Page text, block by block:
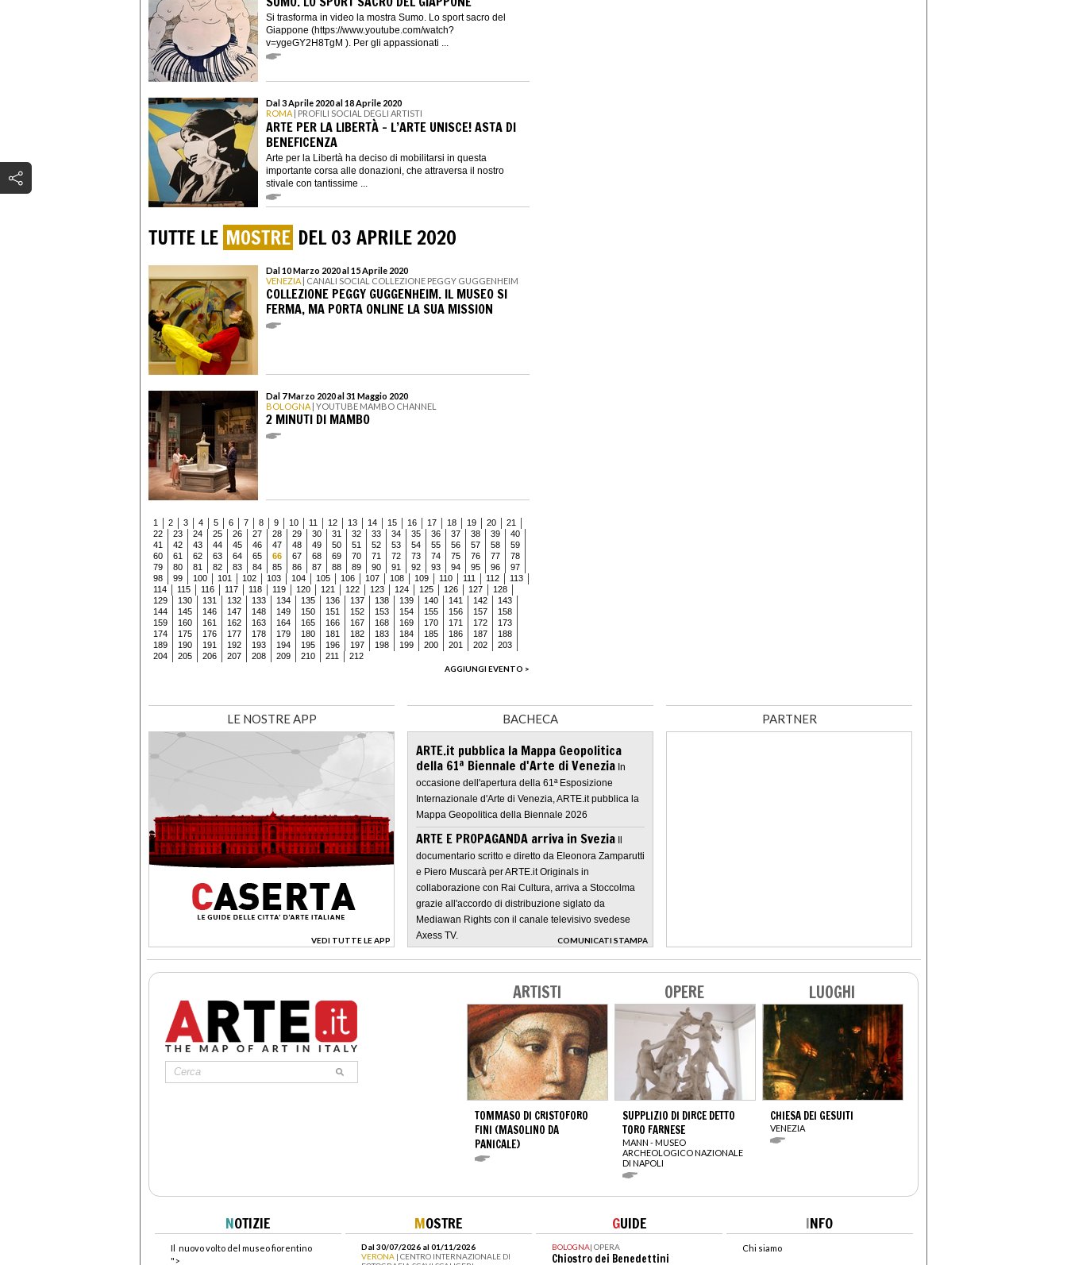
Si trasforma in video la mostra Sumo. Lo sport sacro del
Giappone (https://www.youtube.com/watch?
v=ygeGY2H8TgM ). Per gli appassionati ...
Dal 3 Aprile 2020 al 18 Aprile 2020
ROMA | PROFILI SOCIAL DEGLI ARTISTI
ARTE PER LA LIBERTÀ - L’ARTE UNISCE! ASTA DI
BENEFICENZA
Arte per la Libertà ha deciso di mobilitarsi in questa
importante corsa alle donazioni, che attraversa il nostro
stivale con tantissime ...
TUTTE LE MOSTRE DEL 03 APRILE 2020
Dal 10 Marzo 2020 al 15 Aprile 2020
VENEZIA | CANALI SOCIAL COLLEZIONE PEGGY GUGGENHEIM
COLLEZIONE PEGGY GUGGENHEIM. IL MUSEO SI
FERMA, MA PORTA ONLINE LA SUA MISSION
Dal 7 Marzo 2020 al 31 Maggio 2020
BOLOGNA | YOUTUBE MAMBO CHANNEL
2 MINUTI DI MAMBO
1 2 3 4 5 6 7 8 9 10 11 12 13 14 15 16 17 18 19 20
21
22
23 24 25 26 27 28 29 30 31 32 33 34 35 36 37 38 39
40
41
42 43 44 45 46 47 48 49 50 51 52 53 54 55 56 57 58
59
60
61 62 63 64 65 66 67 68 69 70 71 72 73 74 75 76 77
78
79
80 81 82 83 84 85 86 87 88 89 90 91 92 93 94 95 96
97
98
99 100 101 102 103 104 105 106 107 108 109 110 111 112
113
114
115 116 117 118 119 120 121 122 123 124 125 126 127
128
129
130 131 132 133 134 135 136 137 138 139 140 141 142
143
144
145 146 147 148 149 150 151 152 153 154 155 156 157
158
159
160 161 162 163 164 165 166 167 168 169 170 171 172
173
174
175 176 177 178 179 180 181 182 183 184 185 186 187
188
189
190 191 192 193 194 195 196 197 198 199 200 201 202
203
204
205 206 207 208 209 210 211
212
AGGIUNGI EVENTO >
LE NOSTRE APP
VEDI TUTTE LE APP
>
BACHECA
ARTE.it pubblica la Mappa Geopolitica
della 61ª Biennale d'Arte di Venezia In
occasione dell'apertura della 61ª Esposizione
Internazionale d'Arte di Venezia, ARTE.it pubblica la
Mappa Geopolitica della Biennale 2026
ARTE E PROPAGANDA arriva in Svezia Il
documentario scritto e diretto da Eleonora Zamparutti
e Piero Muscarà per ARTE.it Originals in
collaborazione con Rai Cultura, arriva a Stoccolma
grazie all'accordo di distribuzione siglato da
Mediawan Rights con il canale televisivo svedese
Axess TV.
COMUNICATI STAMPA
>
PARTNER
ARTISTI
TOMMASO DI CRISTOFORO
FINI (MASOLINO DA
PANICALE)
OPERE
SUPPLIZIO DI DIRCE DETTO
TORO FARNESE
MANN - MUSEO
ARCHEOLOGICO NAZIONALE
DI NAPOLI
LUOGHI
CHIESA DEI GESUITI
VENEZIA
NOTIZIE
Il nuovo volto del museo fiorentino
">
MOSTRE
Dal 30/07/2026 al 01/11/2026
VERONA | CENTRO INTERNAZIONALE DI
GUIDE
BOLOGNA| OPERA
Chiostro dei Benedettini
INFO
Chi siamo